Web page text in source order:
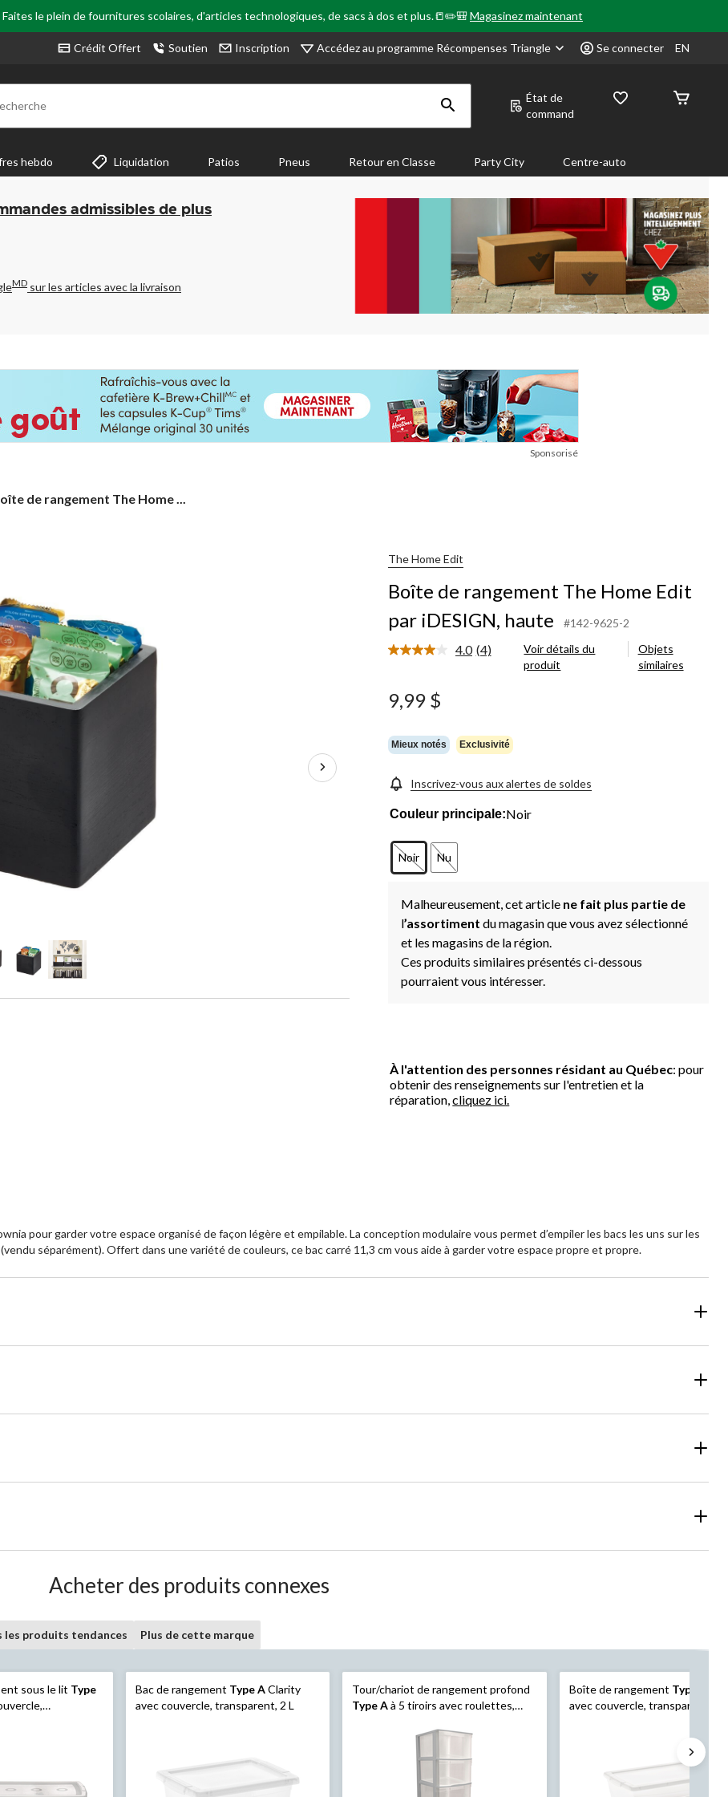
le plein de fournitures scolaires, d'articles technologiques, de sacs à dos et plus.📒✏️🎒Magasinez maintenant
Crédit Offert Soutien Inscription Accédez au programme Récompenses Triangle Se connecter EN
État de
command
hebdo Liquidation Patios Pneus Retour en Classe Party City Centre-auto
admissibles de plus
MD sur les articles avec la livraison
Sponsorisé
de rangement The Home ...
The Home Edit
Boîte de rangement The Home Edit
par iDESIGN, haute
#142-9625-2
4.0 Lire
la
même
page.
(4)
Voir détails du
produit
Objets
similaires
9,99 $
Mieux notés Exclusivité
Inscrivez-vous aux alertes de soldes
Couleur principale:Noir
Noir Nu
Malheureusement, cet article ne fait plus partie de
l’assortiment du magasin que vous avez sélectionné
et les magasins de la région.
Ces produits similaires présentés ci-dessous
pourraient vous intéresser.
À l'attention des personnes résidant au Québec: pour
obtenir des renseignements sur l'entretien et la
réparation,cliquez ici.
pour garder votre espace organisé de façon légère et empilable. La conception modulaire vous permet d’empiler les bacs les uns sur les
séparément). Offert dans une variété de couleurs, ce bac carré 11,3 cm vous aide à garder votre espace propre et propre.
Acheter des produits connexes
les produits tendances Plus de cette marque
sous le lit Type
Bac de rangement Type AClarity
avec couvercle, transparent, 2 L
Tour/chariot de rangement profond
Type Aà 5 tiroirs avec roulettes,
Boîte de rangement Type A
avec couvercle, transparent, 6 L